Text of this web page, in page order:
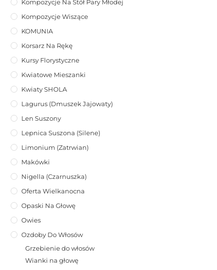
Kompozycje Na Stół Pary Młodej
Kompozycje Wiszące
KOMUNIA
Korsarz Na Rękę
Kursy Florystyczne
Kwiatowe Mieszanki
Kwiaty SHOLA
Lagurus (dmuszek Jajowaty)
Len Suszony
Lepnica Suszona (Silene)
Limonium (zatrwian)
Makówki
Nigella (Czarnuszka)
Oferta Wielkanocna
Opaski Na Głowę
Owies
Ozdoby Do Włosów
Grzebienie do włosów
Wianki na głowę